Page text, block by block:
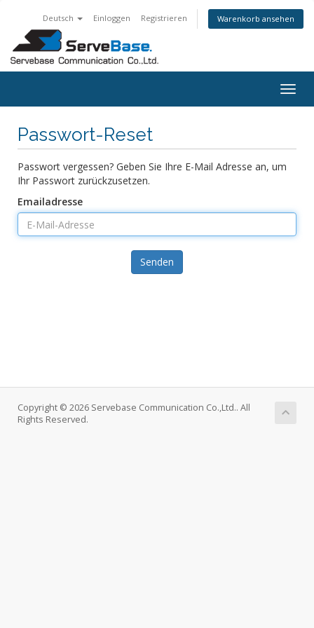
Deutsch Einloggen Registrieren Warenkorb ansehen
Passwort-Reset
Passwort vergessen? Geben Sie Ihre E-Mail Adresse an, um
Ihr Passwort zurückzusetzen.
Emailadresse
Senden
Copyright © 2026 Servebase Communication Co.,Ltd.. All
Rights Reserved.